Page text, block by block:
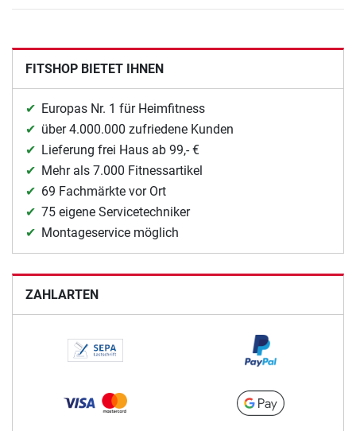
FITSHOP BIETET IHNEN
Europas Nr. 1 für Heimfitness
über 4.000.000 zufriedene Kunden
Lieferung frei Haus ab 99,- €
Mehr als 7.000 Fitnessartikel
69 Fachmärkte vor Ort
75 eigene Servicetechniker
Montageservice möglich
ZAHLARTEN